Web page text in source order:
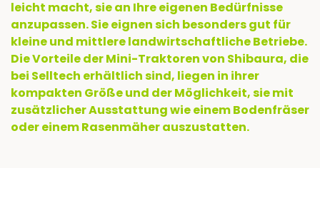
leicht macht, sie an Ihre eigenen Bedürfnisse
anzupassen. Sie eignen sich besonders gut für
kleine und mittlere landwirtschaftliche Betriebe.
Die Vorteile der Mini-Traktoren von Shibaura, die
bei Selltech erhältlich sind, liegen in ihrer
kompakten Größe und der Möglichkeit, sie mit
zusätzlicher Ausstattung wie einem Bodenfräser
oder einem Rasenmäher auszustatten.